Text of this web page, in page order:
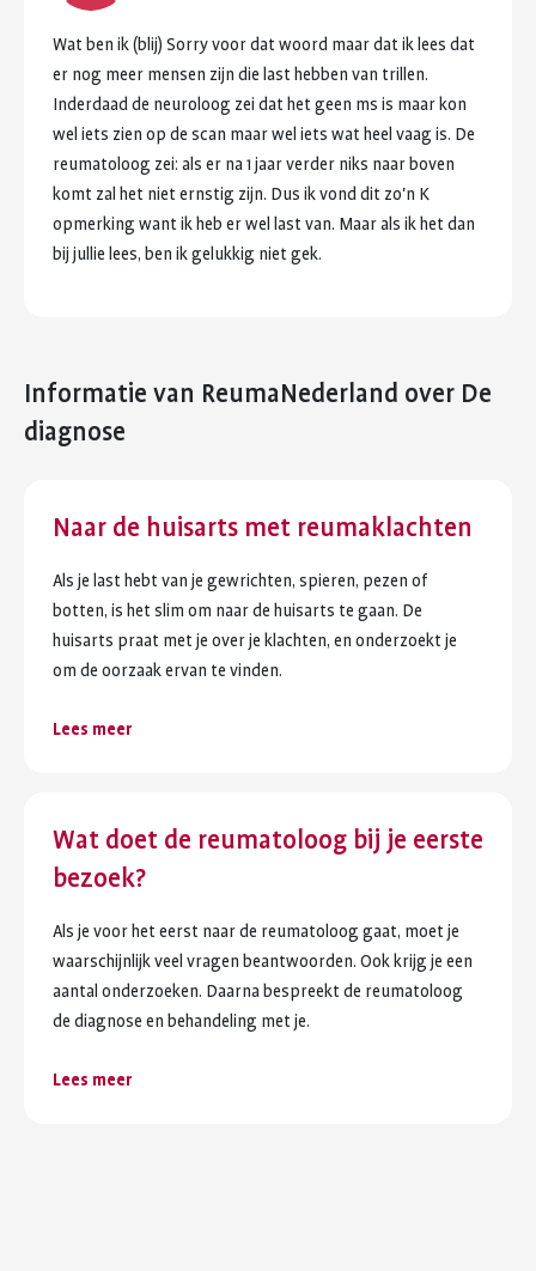
Wat ben ik (blij) Sorryvoordat woord maardat ik lees dat
er nog meer mensen zijn die last hebben van trillen.
Inderdaad de neuroloog zei dat het geen ms is maarkon
wel iets zien op de scan maarwel iets wat heel vaag is. De
reumatoloog zei: als er na1 jaarverder niks naarboven
komt zal het niet ernstig zijn. Dus ik vond dit zo'n K
opmerking want ik heb erwel last van. Maarals ik het dan
bij jullie lees, ben ik gelukkig niet gek.
Informatie van ReumaNederland over De
diagnose
Naar de huisarts met reumaklachten
Als je last hebt van je gewrichten, spieren, pezen of
botten, is het slim om naar de huisarts te gaan. De
huisarts praat met je over je klachten, en onderzoekt je
om de oorzaak ervan te vinden.
Lees meer
Wat doet de reumatoloog bij je eerste
bezoek?
Als je voor het eerst naar de reumatoloog gaat, moet je
waarschijnlijk veel vragen beantwoorden. Ook krijg je een
aantal onderzoeken. Daarna bespreekt de reumatoloog
de diagnose en behandeling met je.
Lees meer